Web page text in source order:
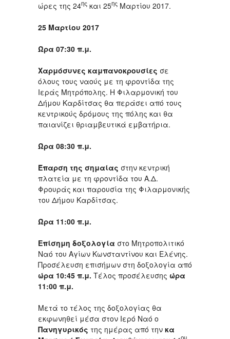
ώρες της 24ης και 25ης Μαρτίου 2017.
25 Μαρτίου 2017
Ώρα 07:30 π.μ.
Χαρμόσυνες καμπανοκρουσίες σε
όλους τους ναούς με τη φροντίδα της
Ιεράς Μητρόπολης. Η Φιλαρμονική του
Δήμου Καρδίτσας θα περάσει από τους
κεντρικούς δρόμους της πόλης και θα
παιανίζει θριαμβευτικά εμβατήρια.
Ώρα 08:30 π.μ.
Έπαρση της σημαίας στην κεντρική
πλατεία με τη φροντίδα του Α.Δ.
Φρουράς και παρουσία της Φιλαρμονικής
του Δήμου Καρδίτσας.
Ώρα 11:00 π.μ.
Επίσημη δοξολογία στο Μητροπολιτικό
Ναό του Αγίων Κωνσταντίνου και Ελένης.
Προσέλευση επισήμων στη δοξολογία από
ώρα 10:45 π.μ. Τέλος προσέλευσης ώρα
11:00 π.μ.
Μετά το τέλος της δοξολογίας θα
εκφωνηθεί μέσα στον Ιερό Ναό ο
Πανηγυρικός της ημέρας από την κα